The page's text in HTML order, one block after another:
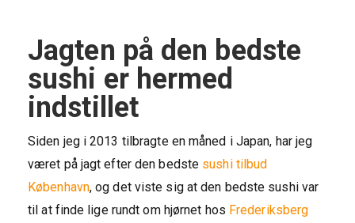
Jagten på den bedste
sushi er hermed
indstillet
Siden jeg i 2013 tilbragte en måned i Japan, har jeg
været på jagt efter den bedste sushi tilbud
København, og det viste sig at den bedste sushi var
til at finde lige rundt om hjørnet hos Frederiksberg